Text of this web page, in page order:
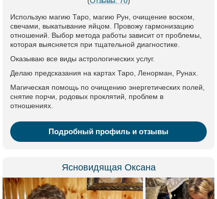
Использую магию Таро, магию Рун, очищение воском,
свечами, выкатывание яйцом. Провожу гармонизацию
отношений. Выбор метода работы зависит от проблемы,
которая выясняется при тщательной диагностике.
Оказываю все виды астрологических услуг.
Делаю предсказания на картах Таро, Ленорман, Рунах.
Магическая помощь по очищению энергетических полей,
снятие порчи, родовых проклятий, проблем в
отношениях.
Подробный профиль и отзывы
Ясновидящая Оксана